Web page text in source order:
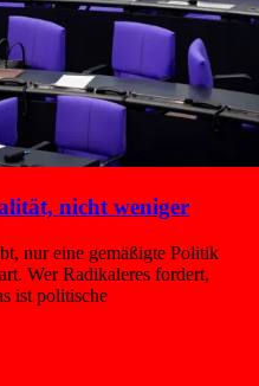
nicht weniger
nur eine gemäßigte Politik
Wer Radikaleres fordert,
ist politische